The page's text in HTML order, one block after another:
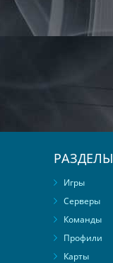
РАЗДЕЛЫ
Игры
Серверы
Команды
Профили
Карты